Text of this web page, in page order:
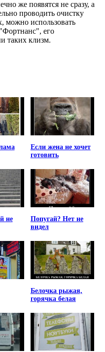
же появятся не сразу, а
проводить очистку
можно использовать
его
таких клизм.
Если жена не хочет
готовить
не
Попугай? Нет не
видел
Белочка рыжая,
горячка белая